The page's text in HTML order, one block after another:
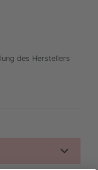
des Herstellers